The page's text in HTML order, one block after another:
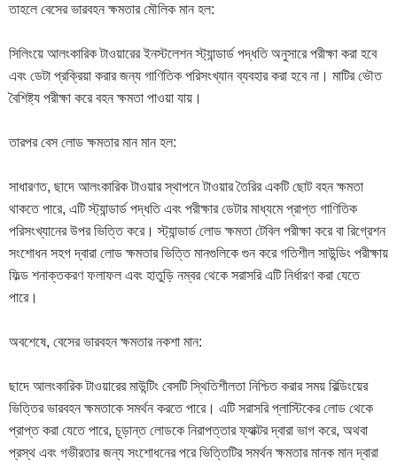
তাহলে বেসের ভারবহন ক্ষমতার মৌলিক মান হল:
সিলিংয়ে আলংকারিক টাওয়ারের ইনস্টলেশন স্ট্যান্ডার্ড পদ্ধতি অনুসারে পরীক্ষা করা হবে
এবং ডেটা প্রক্রিয়া করার জন্য গাণিতিক পরিসংখ্যান ব্যবহার করা হবে না। মাটির ভৌত
বৈশিষ্ট্য পরীক্ষা করে বহন ক্ষমতা পাওয়া যায়।
তারপর বেস লোড ক্ষমতার মান মান হল:
সাধারণত, ছাদে আলংকারিক টাওয়ার স্থাপনে টাওয়ার তৈরির একটি ছোট বহন ক্ষমতা
থাকতে পারে, এটি স্ট্যান্ডার্ড পদ্ধতি এবং পরীক্ষার ডেটার মাধ্যমে প্রাপ্ত গাণিতিক
পরিসংখ্যানের উপর ভিত্তি করে। স্ট্যান্ডার্ড লোড ক্ষমতা টেবিল পরীক্ষা করে বা রিগ্রেশন
সংশোধন সহগ দ্বারা লোড ক্ষমতার ভিত্তি মানগুলিকে গুন করে গতিশীল সাউন্ডিং পরীক্ষায়
ফিল্ড শনাক্তকরণ ফলাফল এবং হাতুড়ি নম্বর থেকে সরাসরি এটি নির্ধারণ করা যেতে
পারে।
অবশেষে, বেসের ভারবহন ক্ষমতার নকশা মান:
ছাদে আলংকারিক টাওয়ারের মাউন্টিং বেসটি স্থিতিশীলতা নিশ্চিত করার সময় বিল্ডিংয়ের
ভিত্তির ভারবহন ক্ষমতাকে সমর্থন করতে পারে। এটি সরাসরি প্লাস্টিকের লোড থেকে
প্রাপ্ত করা যেতে পারে, চূড়ান্ত লোডকে নিরাপত্তার ফ্যাক্টর দ্বারা ভাগ করে, অথবা
প্রস্থ এবং গভীরতার জন্য সংশোধনের পরে ভিত্তিটির সমর্থন ক্ষমতার মানক মান দ্বারা